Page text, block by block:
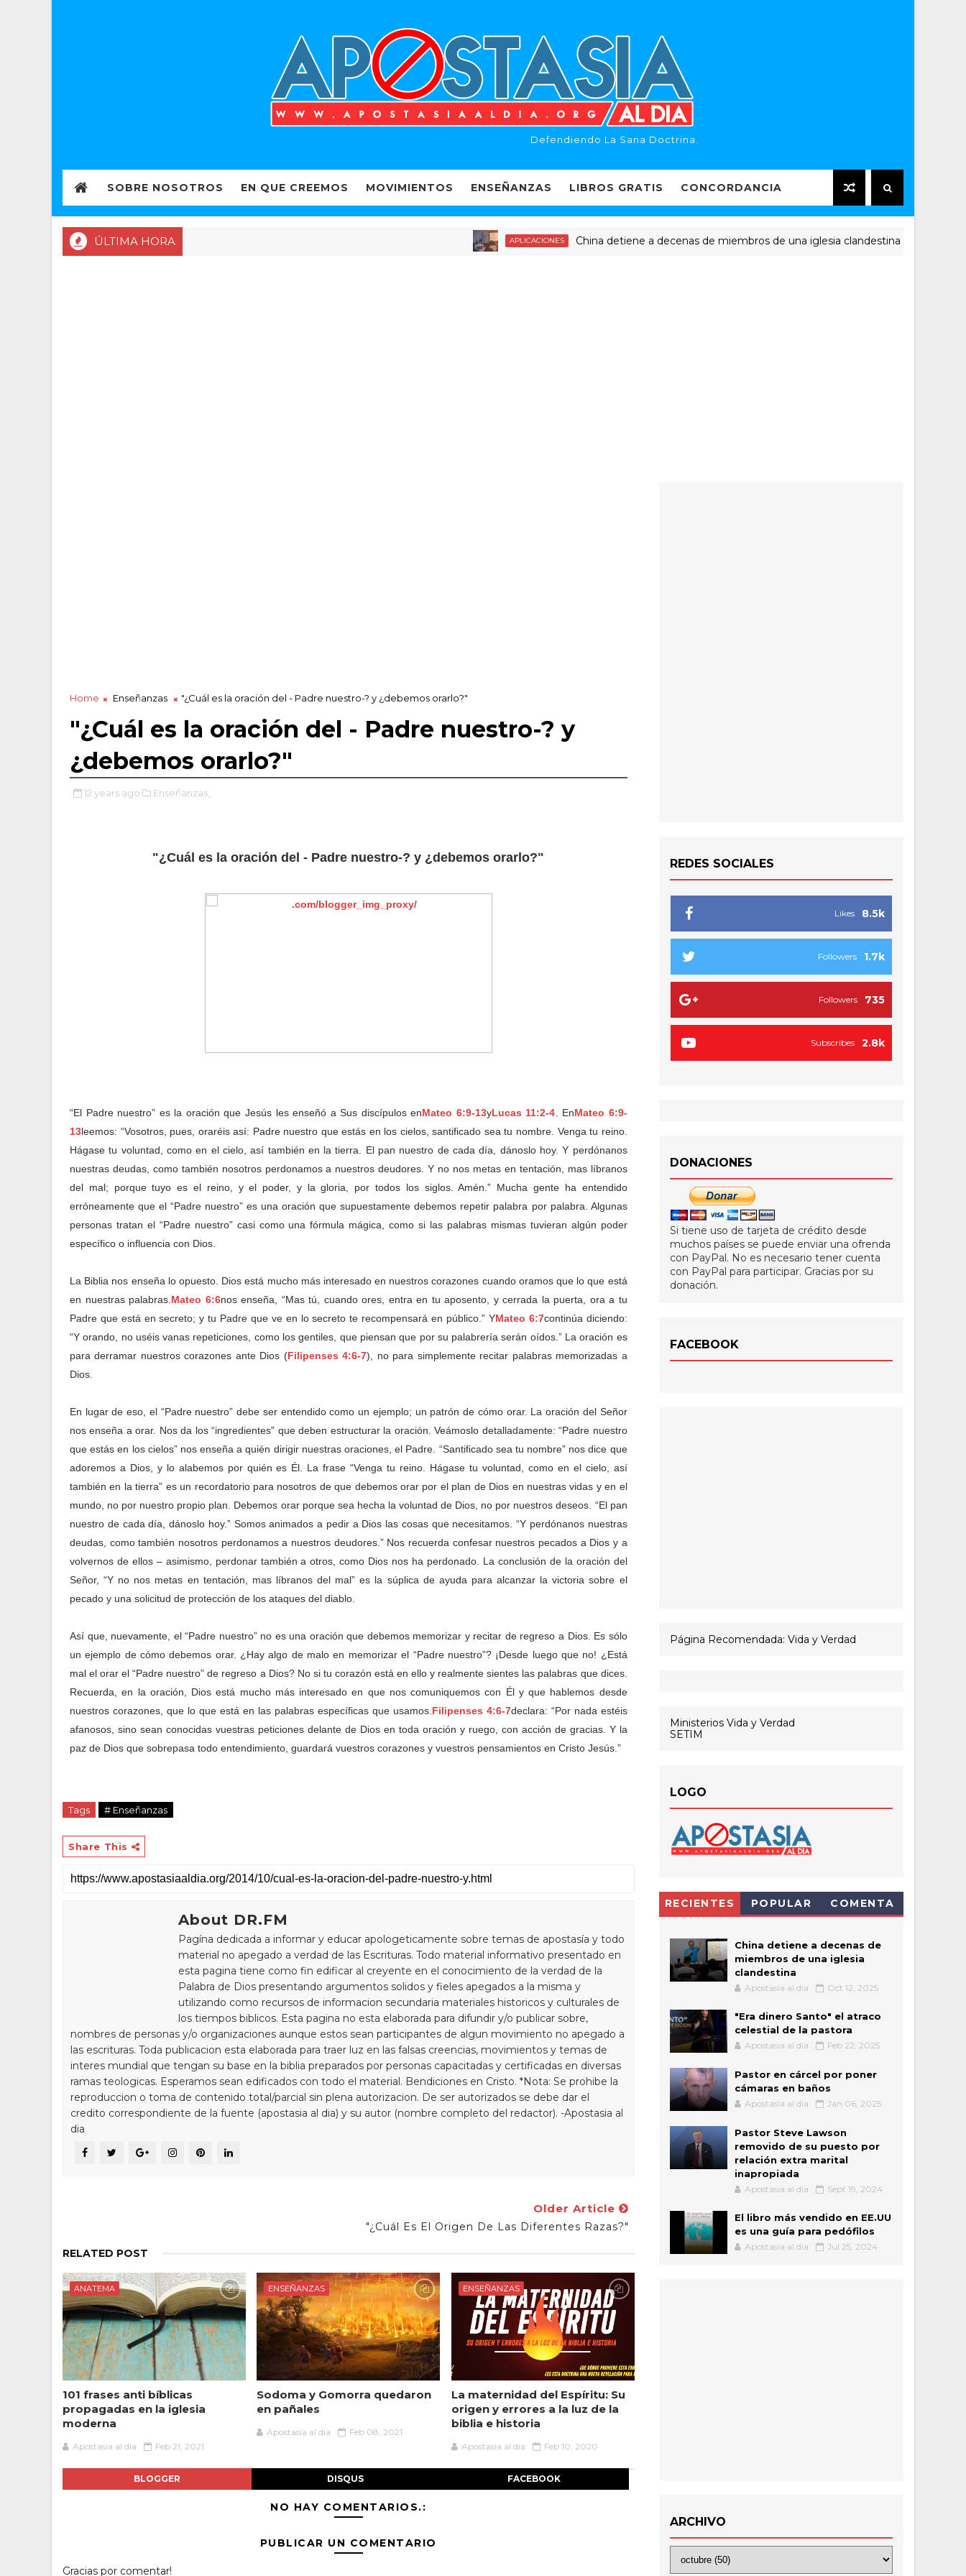
Defendiendo La Sana Doctrina.
SOBRE NOSOTROS EN QUE CREEMOS MOVIMIENTOS ENSEÑANZAS LIBROS GRATIS CONCORDANCIA
ÚLTIMA HORA APLICACIONES China detiene a decenas de miembros de una iglesia clandestina
Home Enseñanzas "¿Cuál es la oración del - Padre nuestro-? y ¿debemos orarlo?"
"¿Cuál es la oración del - Padre nuestro-? y
¿debemos orarlo?"
12 years ago Enseñanzas,
"¿Cuál es la oración del - Padre nuestro-? y ¿debemos orarlo?"
“El Padre nuestro” es la oración que Jesús les enseñó a Sus discípulos enMateo 6:9-13yLucas 11:2-4 . EnMateo 6:9-
13leemos: “Vosotros, pues, oraréis así: Padre nuestro que estás en los cielos, santificado sea tu nombre. Venga tu reino.
Hágase tu voluntad, como en el cielo, así también en la tierra. El pan nuestro de cada día, dánoslo hoy. Y perdónanos
nuestras deudas, como también nosotros perdonamos a nuestros deudores. Y no nos metas en tentación, mas líbranos
del mal; porque tuyo es el reino, y el poder, y la gloria, por todos los siglos. Amén.” Mucha gente ha entendido
erróneamente que el “Padre nuestro” es una oración que supuestamente debemos repetir palabra por palabra. Algunas
personas tratan el “Padre nuestro” casi como una fórmula mágica, como si las palabras mismas tuvieran algún poder
específico o influencia con Dios.
La Biblia nos enseña lo opuesto. Dios está mucho más interesado en nuestros corazones cuando oramos que lo que está
en nuestras palabras. Mateo 6:6nos enseña, “Mas tú, cuando ores, entra en tu aposento, y cerrada la puerta, ora a tu
Padre que está en secreto; y tu Padre que ve en lo secreto te recompensará en público.” YMateo 6:7continúa diciendo:
“Y orando, no uséis vanas repeticiones, como los gentiles, que piensan que por su palabrería serán oídos.” La oración es
para derramar nuestros corazones ante Dios (Filipenses 4:6-7), no para simplemente recitar palabras memorizadas a
Dios.
En lugar de eso, el “Padre nuestro” debe ser entendido como un ejemplo; un patrón de cómo orar. La oración del Señor
nos enseña a orar. Nos da los “ingredientes” que deben estructurar la oración. Veámoslo detalladamente: “Padre nuestro
que estás en los cielos” nos enseña a quién dirigir nuestras oraciones, el Padre. “Santificado sea tu nombre” nos dice que
adoremos a Dios, y lo alabemos por quién es Él. La frase “Venga tu reino. Hágase tu voluntad, como en el cielo, así
también en la tierra” es un recordatorio para nosotros de que debemos orar por el plan de Dios en nuestras vidas y en el
mundo, no por nuestro propio plan. Debemos orar porque sea hecha la voluntad de Dios, no por nuestros deseos. “El pan
nuestro de cada día, dánoslo hoy.” Somos animados a pedir a Dios las cosas que necesitamos. “Y perdónanos nuestras
deudas, como también nosotros perdonamos a nuestros deudores.” Nos recuerda confesar nuestros pecados a Dios y a
volvernos de ellos – asimismo, perdonar también a otros, como Dios nos ha perdonado. La conclusión de la oración del
Señor, “Y no nos metas en tentación, mas líbranos del mal” es la súplica de ayuda para alcanzar la victoria sobre el
pecado y una solicitud de protección de los ataques del diablo.
Así que, nuevamente, el “Padre nuestro” no es una oración que debemos memorizar y recitar de regreso a Dios. Es sólo
un ejemplo de cómo debemos orar. ¿Hay algo de malo en memorizar el “Padre nuestro”? ¡Desde luego que no! ¿Está
mal el orar el “Padre nuestro” de regreso a Dios? No si tu corazón está en ello y realmente sientes las palabras que dices.
Recuerda, en la oración, Dios está mucho más interesado en que nos comuniquemos con Él y que hablemos desde
nuestros corazones, que lo que está en las palabras específicas que usamos. Filipenses 4:6-7declara: “Por nada estéis
afanosos, sino sean conocidas vuestras peticiones delante de Dios en toda oración y ruego, con acción de gracias. Y la
paz de Dios que sobrepasa todo entendimiento, guardará vuestros corazones y vuestros pensamientos en Cristo Jesús.”
Tags # Enseñanzas
Share This
About DR.FM
Pagína dedicada a informar y educar apologeticamente sobre temas de apostasía y todo
material no apegado a verdad de las Escrituras. Todo material informativo presentado en
esta pagina tiene como fin edificar al creyente en el conocimiento de la verdad de la
Palabra de Dios presentando argumentos solidos y fieles apegados a la misma y
utilizando como recursos de informacion secundaria materiales historicos y culturales de
los tiempos biblicos. Esta pagina no esta elaborada para difundir y/o publicar sobre,
nombres de personas y/o organizaciones aunque estos sean participantes de algun movimiento no apegado a
las escrituras. Toda publicacion esta elaborada para traer luz en las falsas creencias, movimientos y temas de
interes mundial que tengan su base en la biblia preparados por personas capacitadas y certificadas en diversas
ramas teologicas. Esperamos sean edificados con todo el material. Bendiciones en Cristo. *Nota: Se prohibe la
reproduccion o toma de contenido total/parcial sin plena autorizacion. De ser autorizados se debe dar el
credito correspondiente de la fuente (apostasia al dia) y su autor (nombre completo del redactor). -Apostasia al
dia
Older Article
"¿Cuál Es El Origen De Las Diferentes Razas?"
RELATED POST
ANATEMA
101 frases anti bíblicas
propagadas en la iglesia
moderna
Apostasia al dia Feb 21, 2021
ENSEÑANZAS
Sodoma y Gomorra quedaron
en pañales
Apostasia al dia Feb 08, 2021
ENSEÑANZAS
La maternidad del Espíritu: Su
origen y errores a la luz de la
biblia e historia
Apostasia al dia Feb 10, 2020
BLOGGER DISQUS FACEBOOK
NO HAY COMENTARIOS.:
PUBLICAR UN COMENTARIO
Gracias por comentar!
REDES SOCIALES
8.5k
Likes
1.7k
Followers
735
Followers
2.8k
Subscribes
DONACIONES
Si tiene uso de tarjeta de crédito desde
muchos países se puede enviar una ofrenda
con PayPal. No es necesario tener cuenta
con PayPal para participar. Gracias por su
donación.
FACEBOOK
Página Recomendada: Vida y Verdad
Ministerios Vida y Verdad
SETIM
LOGO
RECIENTES POPULAR COMENTA
China detiene a decenas de
miembros de una iglesia
clandestina
Apostasia al dia Oct 12, 2025
"Era dinero Santo" el atraco
celestial de la pastora
Apostasia al dia Feb 22, 2025
Pastor en cárcel por poner
cámaras en baños
Apostasia al dia Jan 06, 2025
Pastor Steve Lawson
removido de su puesto por
relación extra marital
inapropiada
Apostasia al dia Sept 19, 2024
El libro más vendido en EE.UU
es una guía para pedófilos
Apostasia al dia Jul 25, 2024
ARCHIVO